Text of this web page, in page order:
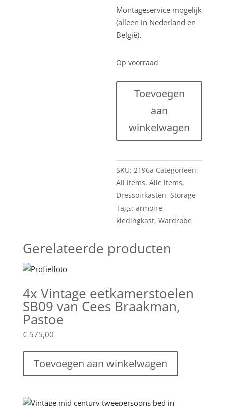
Montageservice mogelijk
(alleen in Nederland en
België).
Op voorraad
vintage
deurs
kledingkast
palissander,
jaren
'60
hoeveelheid
Toevoegen
aan
winkelwagen
SKU:2196a Categorieën:
All items,Alle items,
Dressoirkasten,Storage
Tags:armoire,
kledingkast,Wardrobe
Gerelateerde producten
4x Vintage eetkamerstoelen
SB09 van Cees Braakman,
Pastoe
€ 575,00
Toevoegen aan winkelwagen